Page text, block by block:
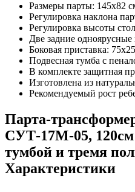
Размеры парты: 145х82
Регулировка наклона
Регулировка высоты
Две задние
Боковая приставка:
Подвесная тумба с
В комплекте защитная
Изготовлена из
Рекомендуемый рост
Парта-
СУТ-17М-05, 120см
тумбой и тремя
Характеристики